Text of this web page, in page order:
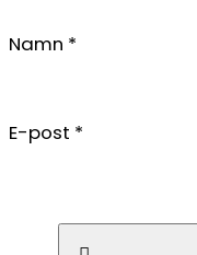
Namn *
E-post *